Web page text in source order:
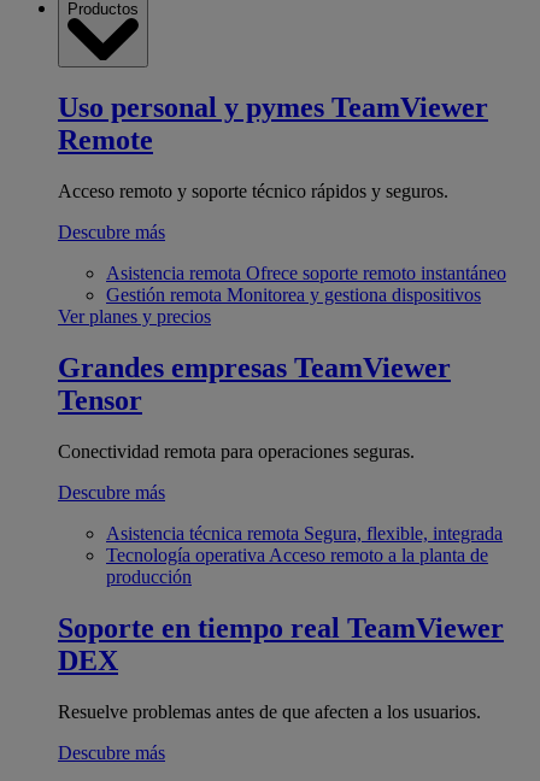
Productos
Uso personal y pymes TeamViewer
Remote
Acceso remoto y soporte técnico rápidos y seguros.
Descubre más
Asistencia remota Ofrece soporte remoto instantáneo
Gestión remota Monitorea y gestiona dispositivos
Ver planes y precios
Grandes empresas TeamViewer
Tensor
Conectividad remota para operaciones seguras.
Descubre más
Asistencia técnica remota Segura, flexible, integrada
Tecnología operativa Acceso remoto a la planta de
producción
Soporte en tiempo real TeamViewer
DEX
Resuelve problemas antes de que afecten a los usuarios.
Descubre más